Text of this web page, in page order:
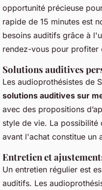
opportunité précieuse
rapide de 15 minutes est
besoins auditifs grâce à
rendez-vous pour profiter
Solutions auditives
Les audioprothésistes de
solutions auditives sur
avec des propositions
style de vie. La
avant l'achat constitue un
Entretien et
Un entretien régulier est
auditifs. Les